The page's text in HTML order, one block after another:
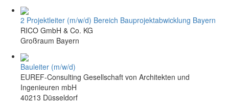
2 Projektleiter (m/w/d) Bereich Bauprojektabwicklung Bayern
RICO GmbH & Co. KG
Großraum Bayern
Bauleiter (m/w/d)
EUREF-Consulting Gesellschaft von Architekten und
Ingenieuren mbH
40213 Düsseldorf